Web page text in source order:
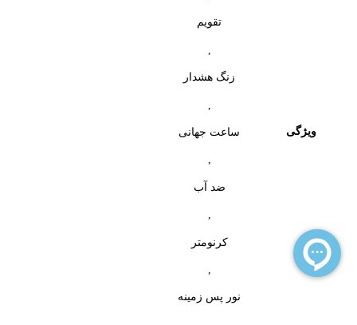
ویژگی
تقویم
زنگ هشدار
ساعت جهانی
,
ضد آب
,
کرنومتر
نور پس زمینه